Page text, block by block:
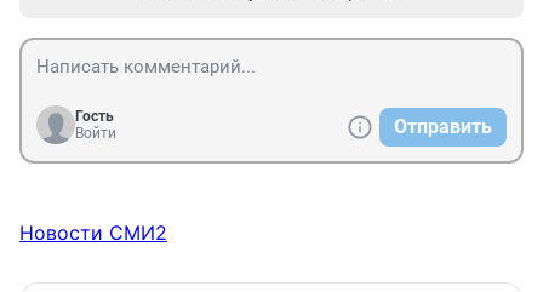
Гость
Войти
Отправить
Новости СМИ2